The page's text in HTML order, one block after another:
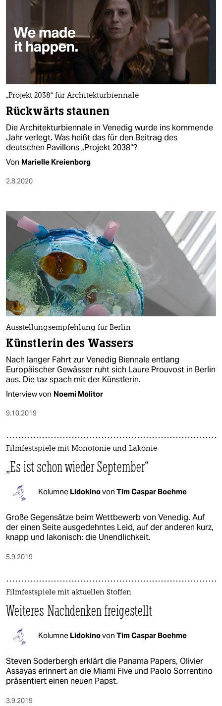
„Projekt 2038“ für Architekturbiennale
Rückwärts staunen
Die Architekturbiennale in Venedig wurde ins kommende
Jahr verlegt. Was heißt das für den Beitrag des
deutschen Pavillons „Projekt 2038“?
Von Marielle Kreienborg
2.8.2020
Ausstellungsempfehlung für Berlin
Künstlerin des Wassers
Nach langer Fahrt zur Venedig Biennale entlang
Europäischer Gewässer ruht sich Laure Prouvost in Berlin
aus. Die taz spach mit der Künstlerin.
Interview von Noemi Molitor
9.10.2019
Filmfestspiele mit Monotonie und Lakonie
„Es ist schon wieder September“
Kolumne Lidokinovon Tim Caspar Boehme
Große Gegensätze beim Wettbewerb von Venedig. Auf
der einen Seite ausgedehntes Leid, auf der anderen kurz,
knapp und lakonisch: die Unendlichkeit.
5.9.2019
Filmfestspiele mit aktuellen Stoffen
Weiteres Nachdenken freigestellt
Kolumne Lidokinovon Tim Caspar Boehme
Steven Soderbergh erklärt die Panama Papers, Olivier
Assayas erinnert an die Miami Five und Paolo Sorrentino
präsentiert einen neuen Papst.
3.9.2019